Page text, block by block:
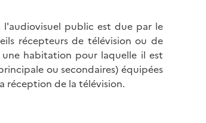
public est due par le
récepteurs de télévision ou de
habitation pour laquelle il est
ou secondaires) équipées
réception de la télévision.